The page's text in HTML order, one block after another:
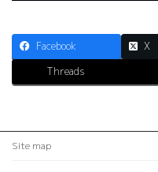
Facebook X
Threads
Site map